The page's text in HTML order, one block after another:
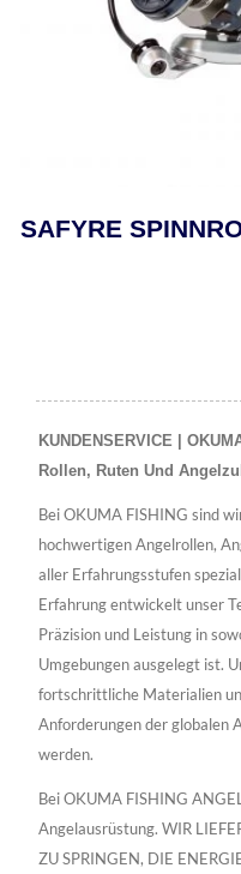
SAFYRE
KUNDENSERVICE |
Rollen, Ruten Und
Bei OKUMA FISHING sind
hochwertigen Angelrollen,
aller Erfahrungsstufen
Erfahrung entwickelt unser
Präzision und Leistung in
Umgebungen ausgelegt ist.
fortschrittliche Materialien
Anforderungen der globalen
werden.
Bei OKUMA FISHING
Angelausrüstung. WIR
ZU SPRINGEN, DIE